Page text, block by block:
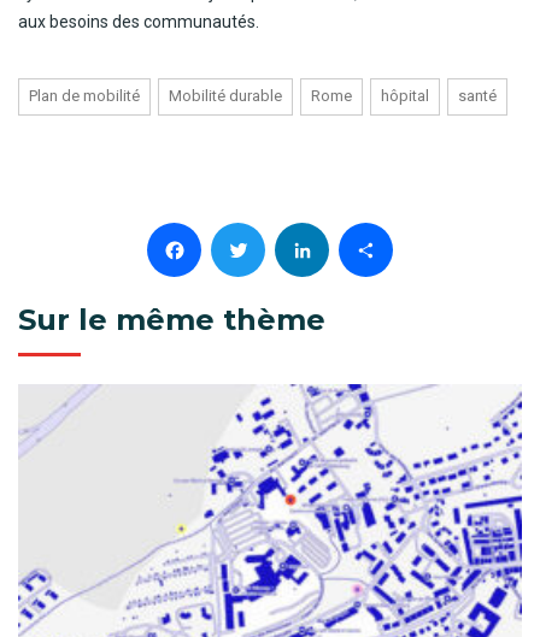
aux besoins des communautés.
Plan de mobilité Mobilité durable Rome hôpital santé
Facebook
Twitter
LinkedIn
Partager
Sur le même thème